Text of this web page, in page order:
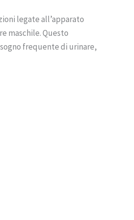
legate all’apparato
maschile. Questo
frequente di urinare,